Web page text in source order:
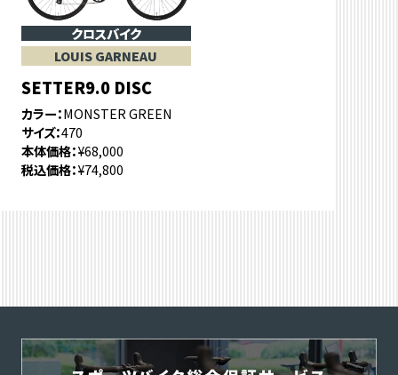
クロスバイク
LOUIS GARNEAU
SETTER9.0 DISC
カラー MONSTER GREEN
サイズ 470
本体価格 ¥68,000
税込価格 ¥74,800